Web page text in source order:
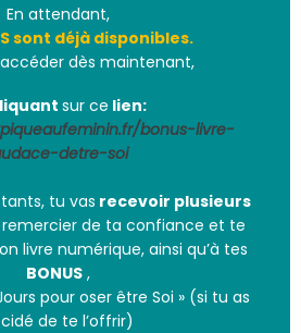
En attendant,
sont déjà disponibles.
dès maintenant,
sur ce lien:
bonus-livre-
detre-soi
tu vas recevoir plusieurs
de ta confiance et te
livre numérique, ainsi qu’à tes
BONUS,
pour oser être Soi » (si tu as
de te l’offrir)